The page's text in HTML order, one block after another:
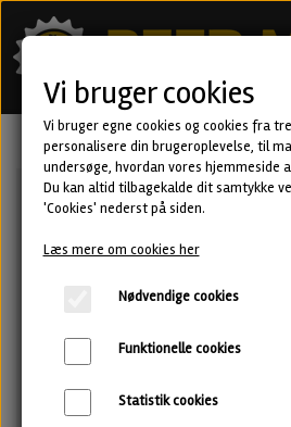
Vi bruger cookies
Vi bruger egne cookies og cookies fra
personalisere din brugeroplevelse, til
undersøge, hvordan vores hjemmeside
Du kan altid tilbagekalde dit samtykke
'Cookies' nederst på siden.
Læs mere om cookies her
Nødvendige cookies
Funktionelle cookies
Statistik cookies